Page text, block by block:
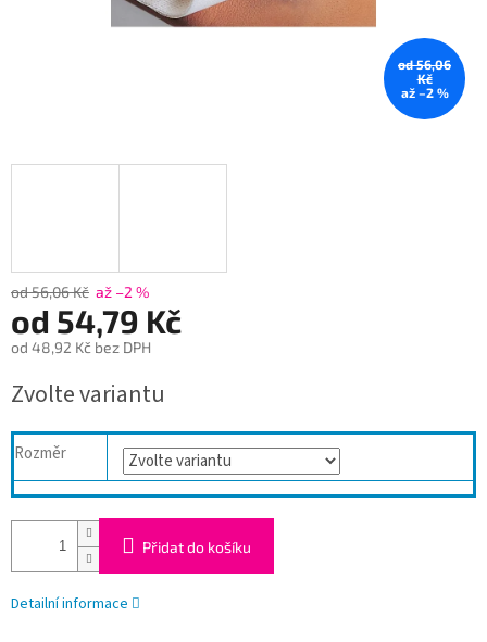
od 56,06
Kč
až –2 %
od 56,06 Kč až –2 %
od 54,79 Kč
od 48,92 Kč bez DPH
cena:
Zvolte variantu
Rozměr
Přidat do košíku
Detailní informace